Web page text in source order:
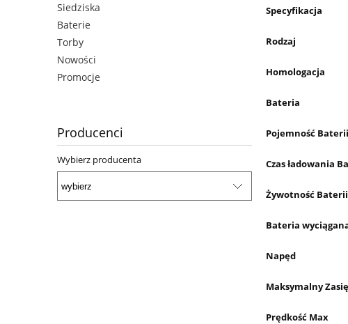
Siedziska
Baterie
Torby
Nowości
Promocje
Producenci
Wybierz producenta
Specyfikacja
Rodzaj
Homologacja
Bateria
Pojemność Baterii
Czas ładowania
Żywotność Baterii
Bateria
Napęd
Maksymalny
Prędkość Max